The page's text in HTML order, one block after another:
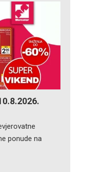
ponude na